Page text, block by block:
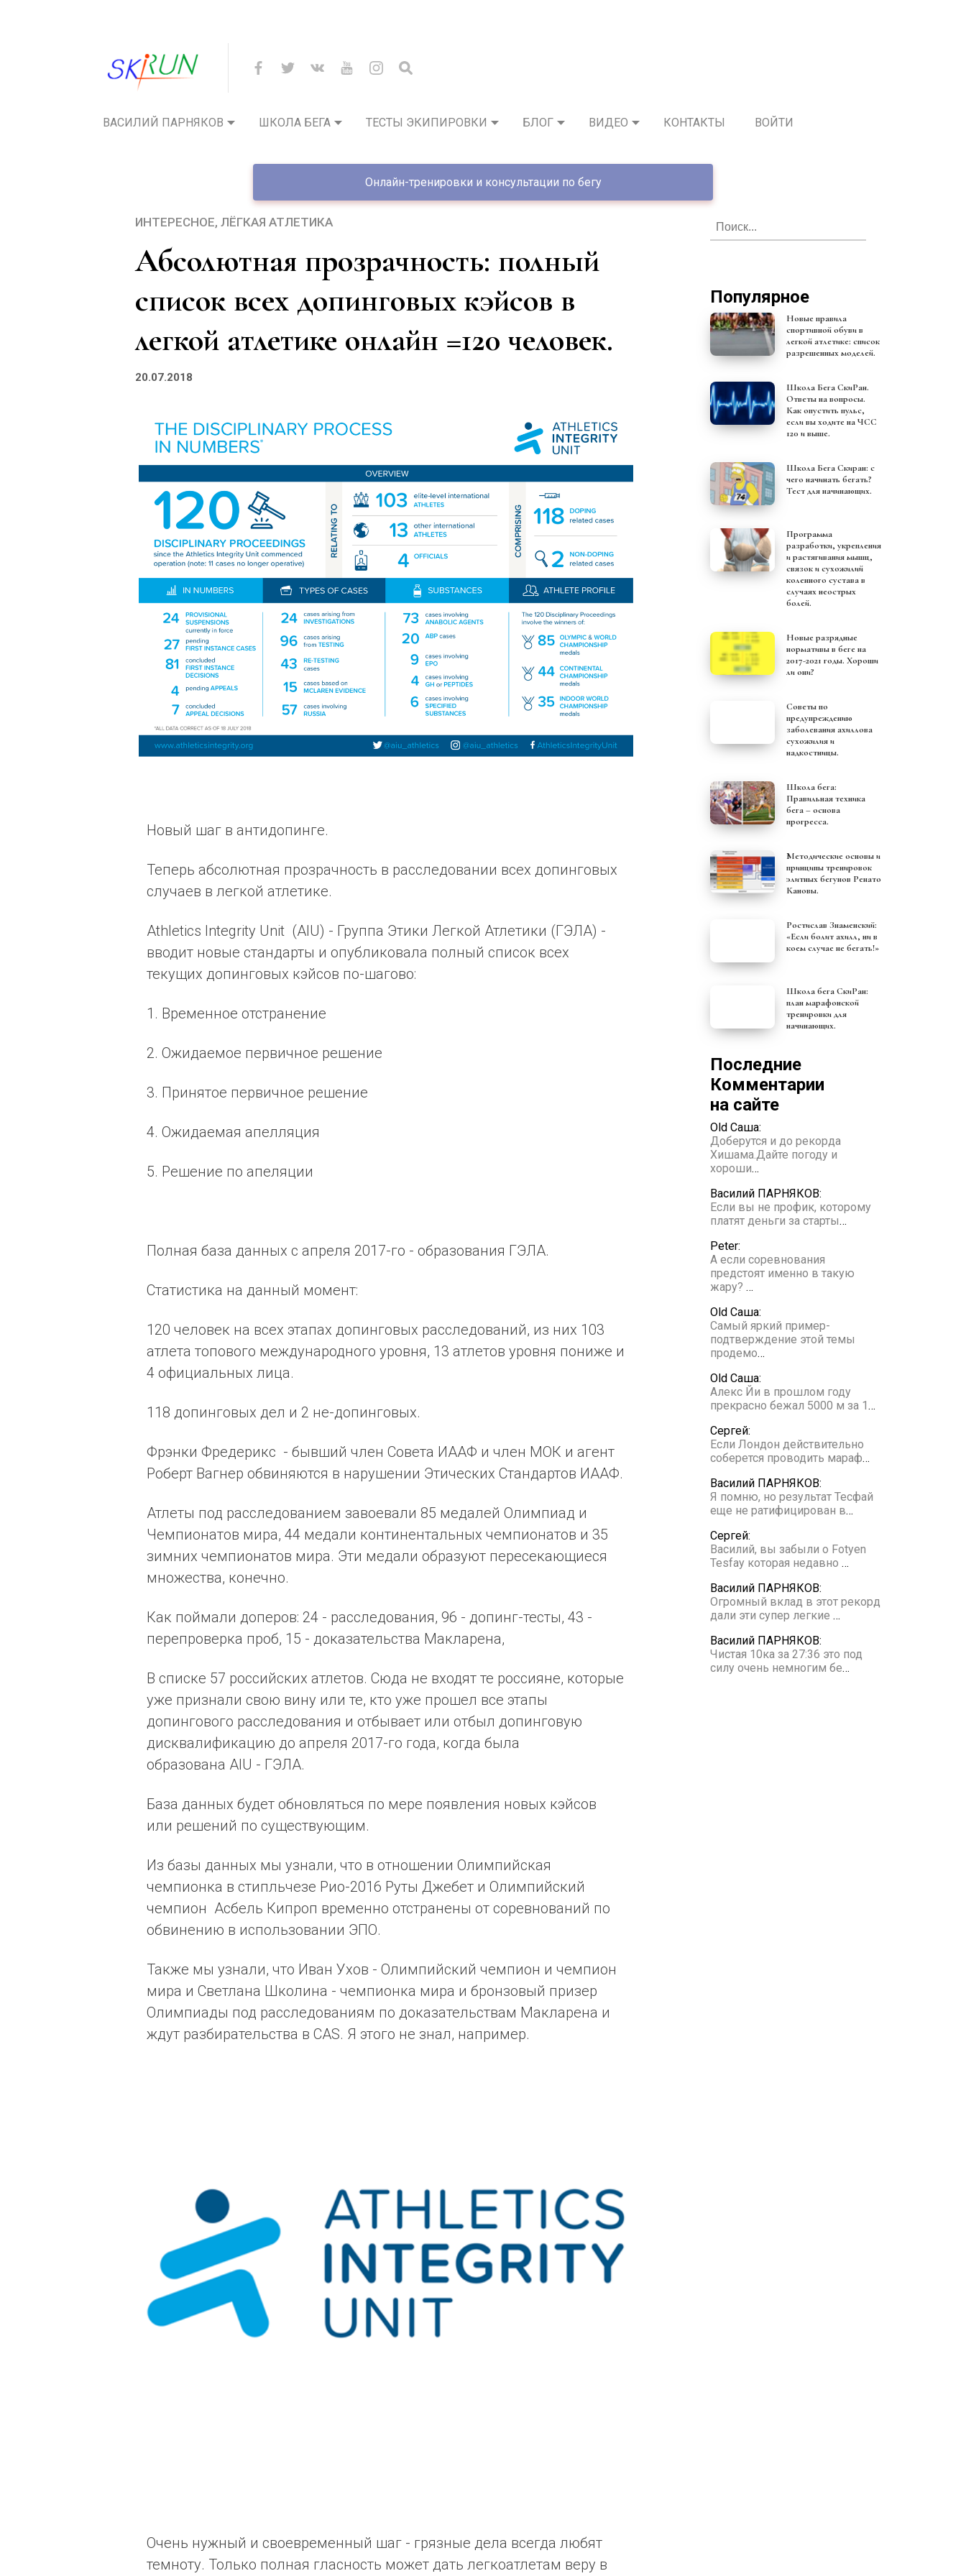
ВАСИЛИЙ ПАРНЯКОВ ШКОЛА БЕГА ТЕСТЫ ЭКИПИРОВКИ БЛОГ ВИДЕО КОНТАКТЫ ВОЙТИ
Онлайн-тренировки и консультации по бегу
ИНТЕРЕСНОЕ ЛЁГКАЯ АТЛЕТИКА
Абсолютная прозрачность: полный
список всех допинговых кэйсов в
легкой атлетике онлайн =120 человек.
20.07.2018
Новый шаг в антидопинге.
Теперь абсолютная прозрачность в расследовании всех допинговых
случаев в легкой атлетике.
Athletics Integrity Unit (AIU) - Группа Этики Легкой Атлетики (ГЭЛА) -
вводит новые стандарты и опубликовала полный список всех
текущих допинговых кэйсов по-шагово:
1. Временное отстранение
2. Ожидаемое первичное решение
3. Принятое первичное решение
4. Ожидаемая апелляция
5. Решение по апеляции
Полная база данных с апреля 2017-го - образования ГЭЛА.
Статистика на данный момент:
120 человек на всех этапах допинговых расследований, из них 103
атлета топового международного уровня, 13 атлетов уровня пониже и
4 официальных лица.
118 допинговых дел и 2 не-допинговых.
Фрэнки Фредерикс - бывший член Совета ИААФ и член МОК и агент
Роберт Вагнер обвиняются в нарушении Этических Стандартов ИААФ.
Атлеты под расследованием завоевали 85 медалей Олимпиад и
Чемпионатов мира, 44 медали континентальных чемпионатов и 35
зимних чемпионатов мира. Эти медали образуют пересекающиеся
множества, конечно.
Как поймали доперов: 24 - расследования, 96 - допинг-тесты, 43 -
перепроверка проб, 15 - доказательства Макларена,
В списке 57 российских атлетов. Сюда не входят те россияне, которые
уже признали свою вину или те, кто уже прошел все этапы
допингового расследования и отбывает или отбыл допинговую
дисквалификацию до апреля 2017-го года, когда была
образована AIU - ГЭЛА.
База данных будет обновляться по мере появления новых кэйсов
или решений по существующим.
Из базы данных мы узнали, что в отношении Олимпийская
чемпионка в стипльчезе Рио-2016 Руты Джебет и Олимпийский
чемпион Асбель Кипроп временно отстранены от соревнований по
обвинению в использовании ЭПО.
Также мы узнали, что Иван Ухов - Олимпийский чемпион и чемпион
мира и Светлана Школина - чемпионка мира и бронзовый призер
Олимпиады под расследованиям по доказательствам Макларена и
ждут разбирательства в CAS. Я этого не знал, например.
Очень нужный и своевременный шаг - грязные дела всегда любят
темноту. Только полная гласность может дать легкоатлетам веру в
Популярное
Новые правила
спортивной обуви в
легкой атлетике: список
разрешенных моделей.
Школа Бега СкиРан.
Ответы на вопросы.
Как опустить пульс,
если вы ходите на ЧСС
120 и выше.
Школа Бега Скиран: с
чего начинать бегать?
Тест для начинающих.
Программа
разработки, укрепления
и растягивания мышц,
связок и сухожилий
коленного сустава в
случаях неострых
болей.
Новые разрядные
нормативы в беге на
2017-2021 годы. Хороши
ли они?
Советы по
предупреждению
заболевания ахиллова
сухожилия и
надкостницы.
Школа бега:
Правильная техника
бега – основа
прогресса.
Методические основы и
принципы тренировок
элитных бегунов Ренато
Кановы.
Ростислав Знаменский:
«Если болит ахилл, ни в
коем случае не бегать!»
Школа бега СкиРан:
план марафонской
тренировки для
начинающих.
Последние
Комментарии
на сайте
Old Саша:
Доберутся и до рекорда
Хишама.Дайте погоду и
хороши…
Василий ПАРНЯКОВ:
Если вы не профик, которому
платят деньги за старты…
Peter:
А если соревнования
предстоят именно в такую
жару? …
Old Саша:
Самый яркий пример-
подтверждение этой темы
продемо…
Old Саша:
Алекс Йи в прошлом году
прекрасно бежал 5000 м за 1…
Сергей:
Если Лондон действительно
соберется проводить мараф…
Василий ПАРНЯКОВ:
Я помню, но результат Тесфай
еще не ратифицирован в…
Сергей:
Василий, вы забыли о Fotyen
Tesfay которая недавно …
Василий ПАРНЯКОВ:
Огромный вклад в этот рекорд
дали эти супер легкие …
Василий ПАРНЯКОВ:
Чистая 10ка за 27:36 это под
силу очень немногим бе…